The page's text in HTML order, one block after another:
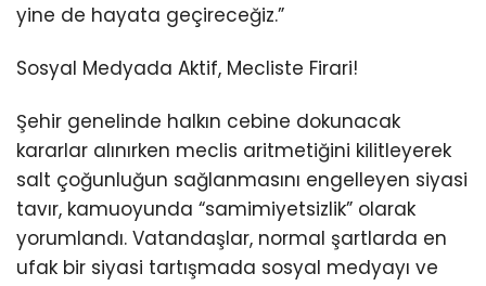
yine de hayata geçireceğiz.”
Sosyal Medyada Aktif, Mecliste Firari!
Şehir genelinde halkın cebine dokunacak
kararlar alınırken meclis aritmetiğini kilitleyerek
salt çoğunluğun sağlanmasını engelleyen siyasi
tavır, kamuoyunda “samimiyetsizlik” olarak
yorumlandı. Vatandaşlar, normal şartlarda en
ufak bir siyasi tartışmada sosyal medyayı ve